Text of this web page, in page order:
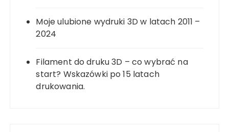
Moje ulubione wydruki 3D w latach 2011 –
2024
Filament do druku 3D – co wybrać na
start? Wskazówki po 15 latach
drukowania.